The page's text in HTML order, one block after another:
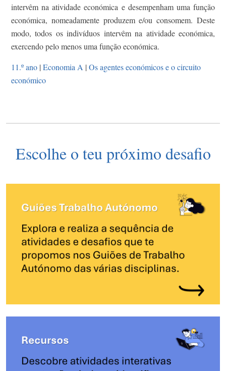
intervêm na atividade económica e desempenham uma função
económica, nomeadamente produzem e/ou consomem. Deste
modo, todos os indivíduos intervêm na atividade económica,
exercendo pelo menos uma função económica.
11.º ano |Economia A |Os agentes económicos e o circuito
económico
Escolhe o teu próximo desafio